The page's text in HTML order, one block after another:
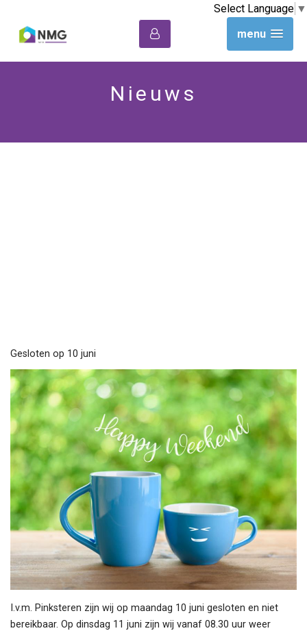
menu
Select Language ▼
Nieuws
Gesloten op 10 juni
I.v.m. Pinksteren zijn wij op maandag 10 juni gesloten en niet
bereikbaar. Op dinsdag 11 juni zijn wij vanaf 08.30 uur weer